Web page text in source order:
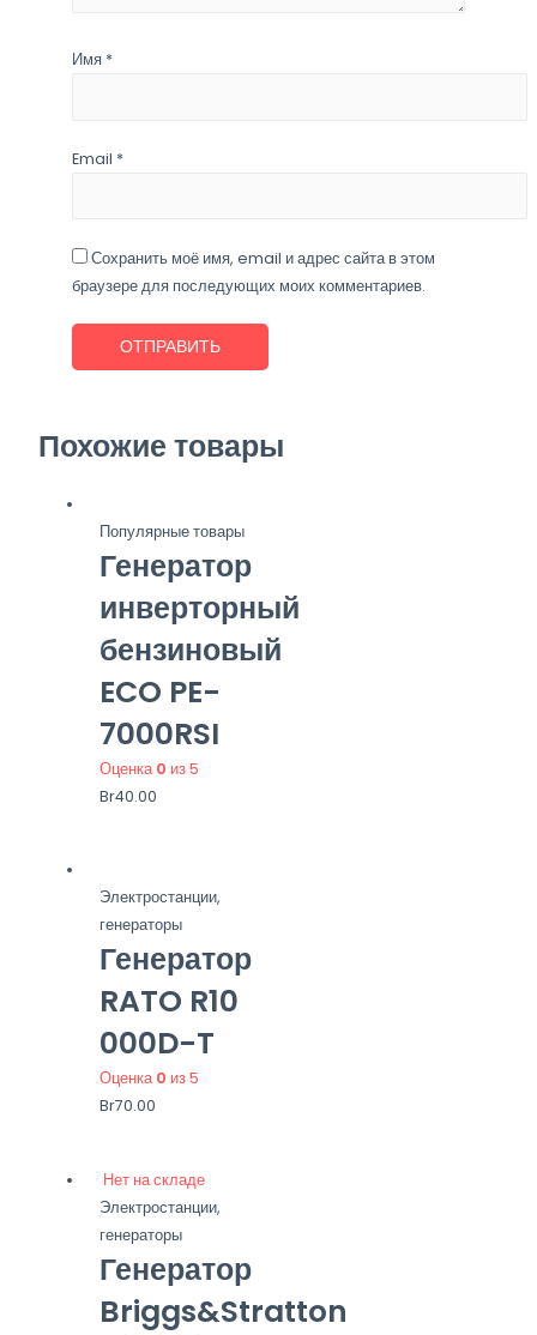
Имя *
Email *
Сохранить моё имя, email и адрес сайта в этом
браузере для последующих моих комментариев.
Похожие товары
Популярные товары
Генератор
инверторный
бензиновый
ECO PE-
7000RSI
Оценка0 из 5
Br40.00
Электростанции,
генераторы
Генератор
RATO R10
000D-T
Оценка0 из 5
Br70.00
Нет на складе
Электростанции,
генераторы
Генератор
Briggs&Stratton